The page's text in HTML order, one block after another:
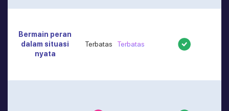
Bermain peran
dalam situasi
nyata
Terbatas Terbatas